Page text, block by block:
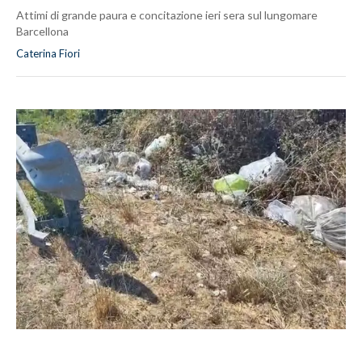
Attimi di grande paura e concitazione ieri sera sul lungomare
Barcellona
Caterina Fiori